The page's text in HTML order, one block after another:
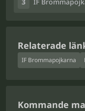
Relaterade
IF Brommapojkarna
Kommande